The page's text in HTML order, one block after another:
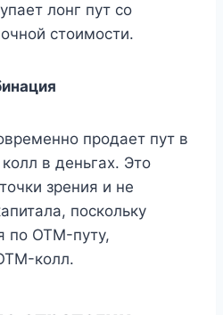
лонг пут со
стоимости.
продает пут в
в деньгах. Это
зрения и не
поскольку
по OTM-путу,
колл.